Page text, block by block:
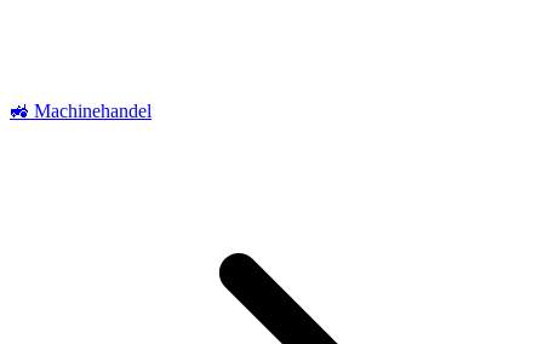
🚜 Machinehandel